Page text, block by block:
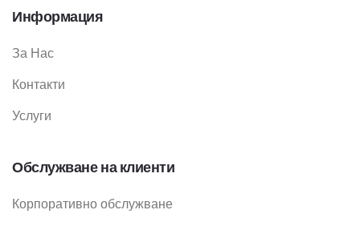
Информация
За Нас
Контакти
Услуги
Обслужване на клиенти
Корпоративно обслужване